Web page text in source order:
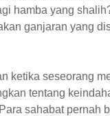
hamba yang
ganjaran yang
ketika seseorang
tentang
sahabat pernah